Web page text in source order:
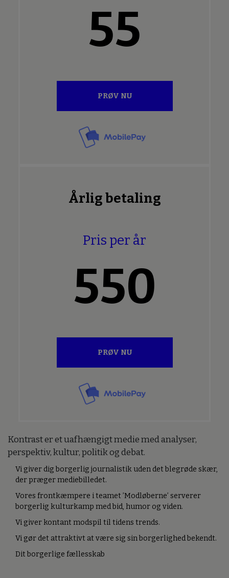
55
PRØV NU
Årlig betaling
Pris per år
550
PRØV NU
Kontrast er et uafhængigt medie med analyser,
perspektiv, kultur, politik og debat.
Vi giver dig borgerlig journalistik uden det blegrøde skær,
der præger mediebilledet.
Vores frontkæmpere i teamet ’Modløberne’ serverer
borgerlig kulturkamp med bid, humor og viden.
Vi giver kontant modspil til tidens trends.
Vi gør det attraktivt at være sig sin borgerlighed bekendt.
Dit borgerlige fællesskab